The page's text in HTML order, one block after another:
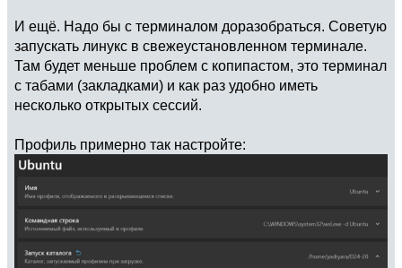
И ещё. Надо бы с терминалом доразобраться. Советую
запускать линукс в свежеустановленном терминале.
Там будет меньше проблем с копипастом, это терминал
с табами (закладками) и как раз удобно иметь
несколько открытых сессий.
Профиль примерно так настройте: